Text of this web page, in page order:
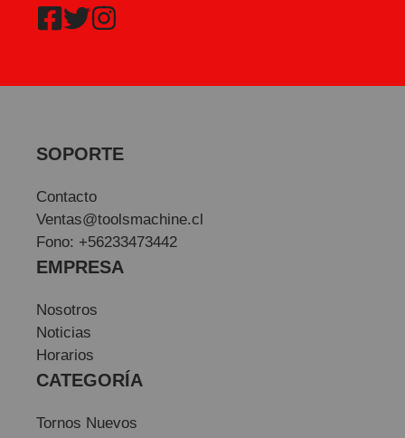
SOPORTE
Contacto
Ventas@toolsmachine.cl
Fono: +56233473442
EMPRESA
Nosotros
Noticias
Horarios
CATEGORÍA
Tornos Nuevos